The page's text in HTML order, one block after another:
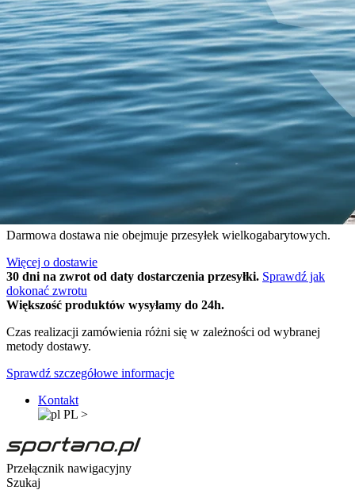
Potwierdź wybór
Zaakceptuj wszystko
Wróć do ustawień
Pobierz aplikację na telefon i odbierz 40 zł rabatu!
Wyszukaj po produkcie, kategorii lub marce
Dostawa od 0 zł
30 dni na zwrot
Wysyłka w 24h
Sportano Club
4.9Opineo
Darmowa dostawa dla zamówień o wartości powyżej 299 zł.
Darmowa dostawa nie obejmuje przesyłek wielkogabarytowych.
Więcej o dostawie
30 dni na zwrot od daty dostarczenia przesyłki. Sprawdź jak
dokonać zwrotu
Większość produktów wysyłamy do 24h.
Czas realizacji zamówienia różni się w zależności od wybranej
metody dostawy.
Sprawdź szczegółowe informacje
Kontakt
PL >
Przełącznik nawigacyjny
Szukaj